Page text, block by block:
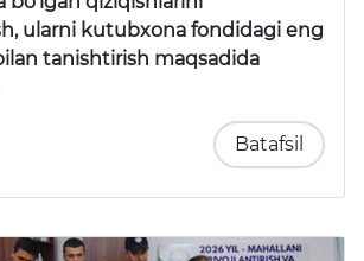
ularni kutubxona fondidagi eng
tanishtirish maqsadida
Batafsil